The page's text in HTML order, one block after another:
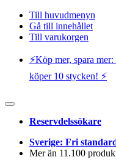
Till huvudmenyn
Gå till innehållet
Till varukorgen
⚡️Köp mer, spara
köper 10 stycken! ⚡️
Reservdelssökare
Sverige: Fri
Mer än 11.100